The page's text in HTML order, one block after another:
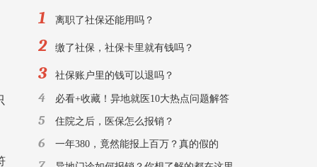
1 离职了社保还能用吗？
2 缴了社保，社保卡里就有钱吗？
3 社保账户里的钱可以退吗？
4 必看+收藏！异地就医10大热点问题解答
5 住院之后，医保怎么报销？
6 一年380，竟然能报上百万？真的假的